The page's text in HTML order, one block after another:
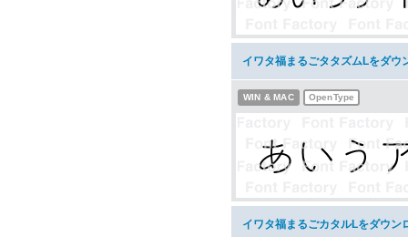
イワタ福まるごタタズムLをダウ
WIN & MAC OpenType
イワタ福まるごカタルLをダウン